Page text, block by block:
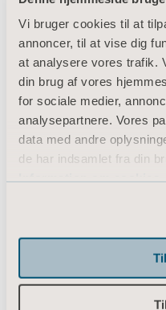
Vi bruger cookies til at
annoncer, til at vise dig
at analysere vores trafik.
din brug af vores
for sociale medier,
analysepartnere. Vores
data med andre
de har indsamlet fra din